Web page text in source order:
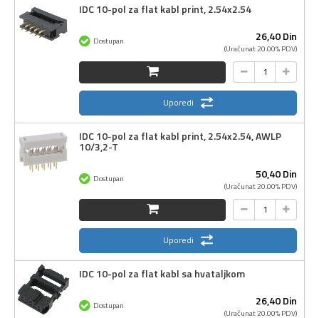
IDC 10-pol za flat kabl print, 2.54x2.54
26,40Din
(Uračunat 20.00% PDV)
Dostupan
Uporedi
IDC 10-pol za flat kabl print, 2.54x2.54, AWLP
10/3,2-T
50,40Din
(Uračunat 20.00% PDV)
Dostupan
Uporedi
IDC 10-pol za flat kabl sa hvataljkom
26,40Din
(Uračunat 20.00% PDV)
Dostupan